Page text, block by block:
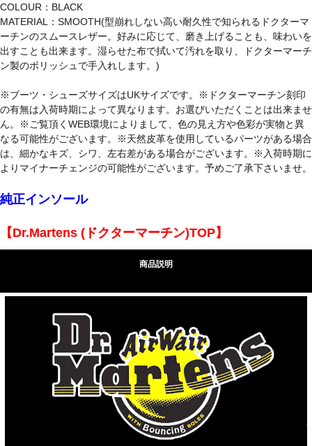
COLOUR：BLACK
MATERIAL：SMOOTH(型崩れしない高い耐久性で知られるドクターマ
ーチンのスムースレザー。好みに応じて、磨き上げることも、味わいを
出すことも出来ます。湿らせた布で拭いて汚れを取り、ドクターマーチ
ン製のポリッシュで手入れします。)
※ブーツ・シューズサイズはUKサイズです。※ドクターマーチン刻印
の有無は入荷時期によって異なります。お選びいただくことは出来ませ
ん。※ご覧頂くWEB環境によりまして、色の見え方や色彩が実物と異
なる可能性がございます。※天然皮革を使用しているパーツがある場合
は、細かなキズ、シワ、左右差がある場合がございます。※入荷時期に
よりマイナーチェンジの可能性がございます。予めご了承下さいませ。
純正インソール
【Dr.Martens (ドクターマーチン)TOP】
商品説明